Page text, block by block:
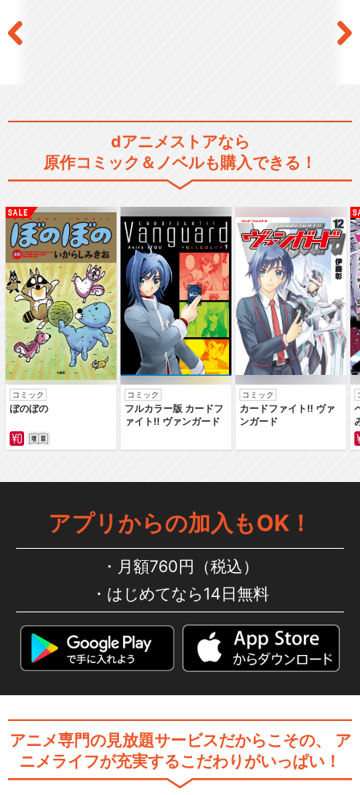
dアニメストアなら
原作コミック＆ノベルも購入できる！
コミック
ぼのぼの
コミック
フルカラー版 カードフ
ァイト‼ ヴァンガード
コミック
カードファイト‼ ヴァ
ンガード
アプリからの加入もOK！
月額760円（税込）
はじめてなら14日無料
アニメ専門の見放題サービスだからこその、
ア
ニメライフが充実するこだわりがいっぱい！